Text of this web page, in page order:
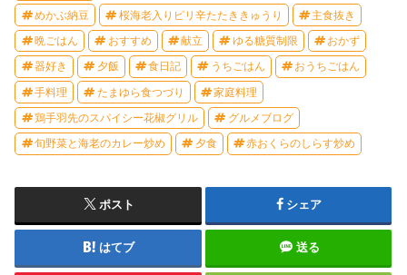
めかぶ納豆 桜海老入りピリ辛たたききゅうり 主食抜き
晩ごはん おすすめ 献立 ゆる糖質制限 おかず
器好き 夕飯 食日記 うちごはん おうちごはん
手料理 たまゆら食つづり 家庭料理
鶏手羽先のスパイシー花椒グリル グルメブログ
旬野菜と海老のカレー炒め 夕食 赤おくらのしらす炒め
ポスト シェア
はてブ 送る